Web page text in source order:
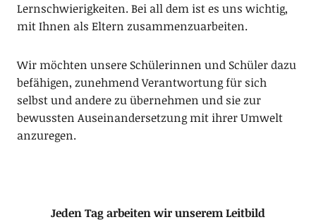
Lernschwierigkeiten. Bei all dem ist es uns wichtig,
mit Ihnen als Eltern zusammenzuarbeiten.
Wir möchten unsere Schülerinnen und Schüler dazu
befähigen, zunehmend Verantwortung für sich
selbst und andere zu übernehmen und sie zur
bewussten Auseinandersetzung mit ihrer Umwelt
anzuregen.
Jeden Tag arbeiten wir unserem Leitbild